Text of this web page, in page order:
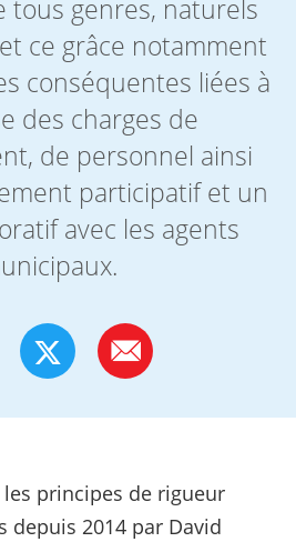
tous genres, naturels
ce grâce notamment
conséquentes liées à
des charges de
de personnel ainsi
participatif et un
avec les agents
principes de rigueur
depuis 2014 par David